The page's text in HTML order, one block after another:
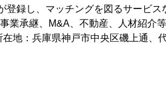
録し、マッチングを図るサービス
業承継、M&A、不動産、人材紹介
地：兵庫県神戸市中央区磯上通、